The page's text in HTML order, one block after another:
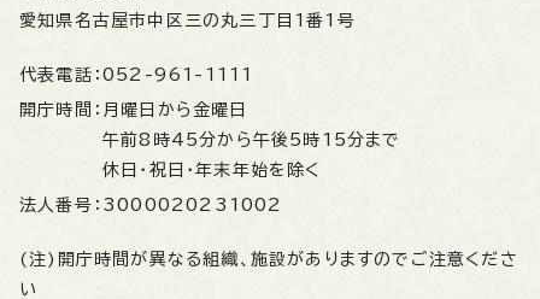
愛知県名古屋市中区三の丸三丁目1番1号
代表電話： 052-961-1111
開庁時間： 月曜日から金曜日
午前8時45分から午後5時15分まで
休日・祝日・年末年始を除く
法人番号： 3000020231002
(注)開庁時間が異なる組織、施設がありますのでご注意くださ
い